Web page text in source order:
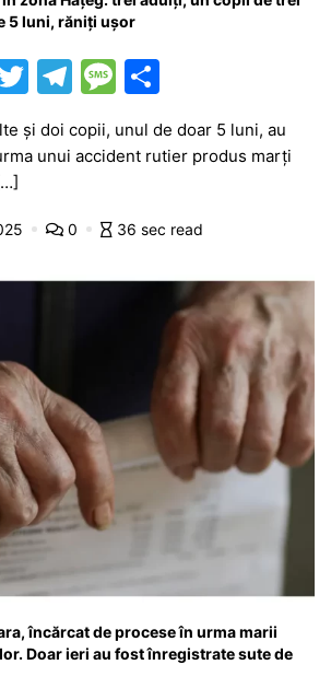
5 luni, răniți ușor
T
itt
T
e
a
m
M
s
a
g
e
ta
a
z
ă
și doi copii, unul de doar 5 luni, au
unui accident rutier produs marți
0 36 sec read
încărcat de procese în urma marii
Doar ieri au fost înregistrate sute de